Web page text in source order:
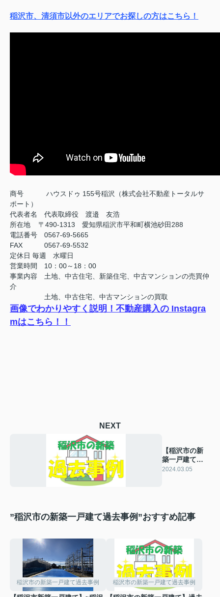
稲沢市、清須市以外のエリアでお探しの方はこちら！
商号
ハウスドゥ 155号稲沢（株式会社不動産トータルサ
ポート）
代表者名 代表取締役 渡邉 友浩
所在地 〒490-1313 愛知県稲沢市平和町横池砂田288
電話番号 0567-69-5665
FAX
0567-69-5532
定休日 毎週 水曜日
営業時間 10：00～18：00
事業内容 土地、中古住宅、新築住宅、中古マンションの売買仲
介
土地、中古住宅、中古マンションの買取
画像でわかりやすく説明！不動産購入の Instagra
mはこちら！！
NEXT
【稲沢市の新
築一戸建て】
過去の販売事
2024.03.05
”稲沢市の新築一戸建て過去事例”おすすめ記事
稲沢市の新築一戸建て過去事例 稲沢市の新築一戸建て過去事例